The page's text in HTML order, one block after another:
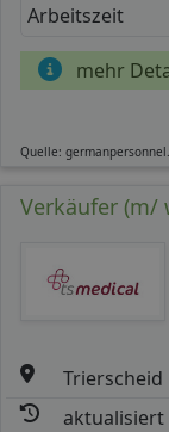
Arbeitszeit
mehr
Quelle:
Verkäufer (m/
Trierscheid
aktualisiert